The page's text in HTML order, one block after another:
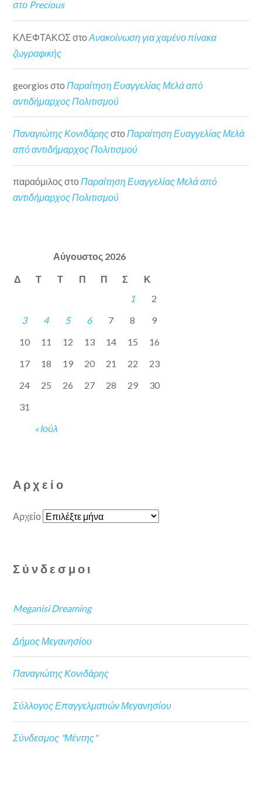
στο Precious
ΚΛΕΦΤΑΚΟΣ στοΑνακοίνωση για χαμένο πίνακα
ζωγραφικής
georgios στοΠαραίτηση Ευαγγελίας Μελά από
αντιδήμαρχος Πολιτισμού
Παναγιώτης ΚονιδάρηςστοΠαραίτηση Ευαγγελίας Μελά
από αντιδήμαρχος Πολιτισμού
παραόμιλος στοΠαραίτηση Ευαγγελίας Μελά από
αντιδήμαρχος Πολιτισμού
Αύγουστος 2026
Δ Τ Τ Π Π Σ Κ
« Ιούλ
1
2
3
4 5 6 7 8
9
10
11 12 13 14 15
16
17
18 19 20 21 22
23
24
25 26 27 28 29
30
31
Αρχείο
Αρχείο
Σύνδεσμοι
Meganisi Dreaming
Δήμος Μεγανησίου
Παναγιώτης Κονιδάρης
Σύλλογος Επαγγελματιών Μεγανησίου
Σύνδεσμος "Μέντης"